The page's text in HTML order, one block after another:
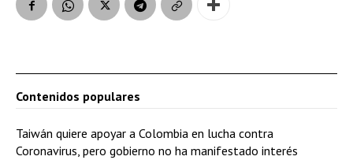
Contenidos populares
Taiwán quiere apoyar a Colombia en lucha contra
Coronavirus, pero gobierno no ha manifestado interés